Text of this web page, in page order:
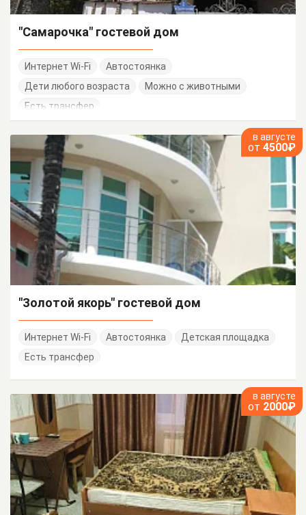
"Самарочка" гостевой дом
Интернет Wi-Fi
Автостоянка
Дети любого возраста
Можно с животными
Есть трансфер
в августе
от 4500₽
"Золотой якорь" гостевой дом
Интернет Wi-Fi Автостоянка
Детская площадка
Есть трансфер
в августе
от 2000₽